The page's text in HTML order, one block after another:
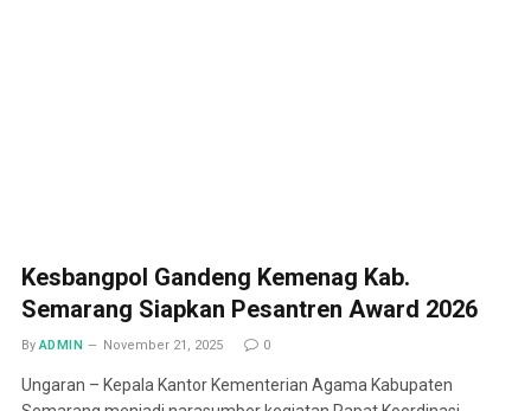
Kesbangpol Gandeng Kemenag Kab.
Semarang Siapkan Pesantren Award 2026
By ADMIN November 21, 2025 0
Ungaran – Kepala Kantor Kementerian Agama Kabupaten